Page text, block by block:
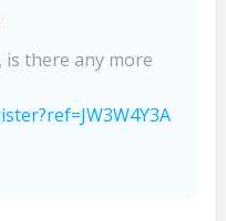
is there any more